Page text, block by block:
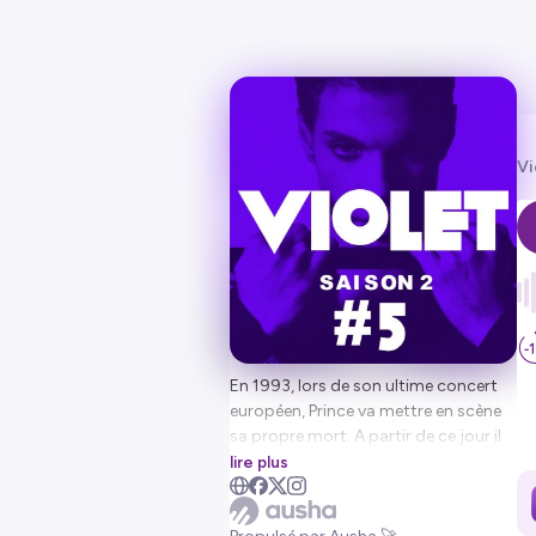
En 1993, lors de son ultime concert
européen, Prince va mettre en scène
sa propre mort. A partir de ce jour il
change son nom pour un symbole
imprononçable. Précisément celui
qu'il a utilisé quelques temps plus tôt
lire plus